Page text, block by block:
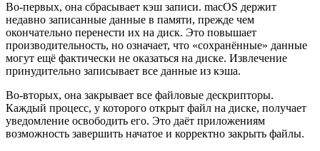
Во-первых, она сбрасывает кэш записи. macOS держит
недавно записанные данные в памяти, прежде чем
окончательно перенести их на диск. Это повышает
производительность, но означает, что «сохранённые» данные
могут ещё фактически не оказаться на диске. Извлечение
принудительно записывает все данные из кэша.
Во-вторых, она закрывает все файловые дескрипторы.
Каждый процесс, у которого открыт файл на диске, получает
уведомление освободить его. Это даёт приложениям
возможность завершить начатое и корректно закрыть файлы.